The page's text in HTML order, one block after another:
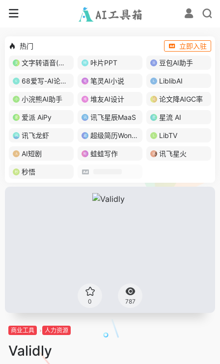
热门
立即入驻
文字转语音(琅琅配音)
咔片PPT 豆包AI助手
68爱写-AI论文写作 笔灵AI小说 LiblibAI
小浣熊AI助手 堆友AI设计 论文降AIGC率
爱派 AiPy 讯飞星辰MaaS 星流 AI
讯飞龙虾 超级简历WonderCV LibTV
AI短剧 蛙蛙写作 讯飞星火
秒悟
0 787
商业工具 人力资源
Validly